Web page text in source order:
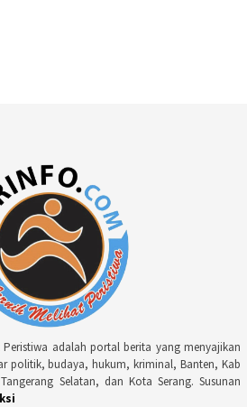
adalah portal berita yang menyajikan
politik, budaya, hukum, kriminal, Banten, Kab
Selatan, dan Kota Serang. Susunan